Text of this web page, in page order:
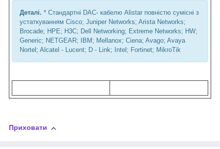
Деталі. * Стандартні DAC- кабелю Alistar повністю сумісні з
устаткуванням Cisco; Juniper Networks; Arista Networks;
Brocade; HPE; H3C; Dell Networking; Extreme Networks; HW;
Generic; NETGEAR; IBM; Mellanox; Ciena; Avago; Avaya
Nortel; Alcatel - Lucent; D - Link; Intel; Fortinet; MikroTik
Приховати